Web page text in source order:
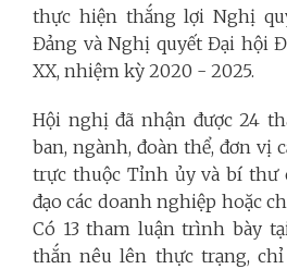
thực hiện thắng lợi Nghị
Đảng và Nghị quyết Đại hội
XX, nhiệm kỳ 2020 - 2025.
Hội nghị đã nhận được 24
ban, ngành, đoàn thể, đơn vị
trực thuộc Tỉnh ủy và bí thư
đạo các doanh nghiệp hoặc
Có 13 tham luận trình bày
thắn nêu lên thực trạng,